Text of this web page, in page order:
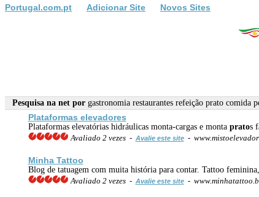
Portugal.com.pt Adicionar Site Novos Sites
Pesquisa na net por gastronomia restaurantes refeição prato comida
Plataformas elevadores
Plataformas elevatórias hidráulicas monta-cargas e monta pratos
Avaliado 2 vezes - Avalie este site-
Minha Tattoo
Blog de tatuagem com muita história para contar. Tattoo feminina,
Avaliado 2 vezes - Avalie este site-